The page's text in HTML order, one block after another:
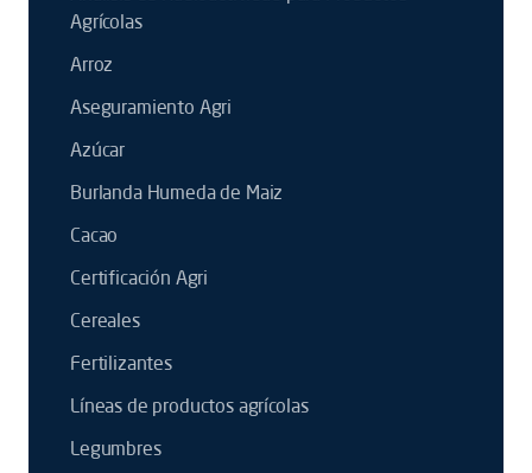
Agrícolas
Arroz
Aseguramiento Agri
Azúcar
Burlanda Humeda de Maiz
Cacao
Certificación Agri
Cereales
Fertilizantes
Líneas de productos agrícolas
Legumbres